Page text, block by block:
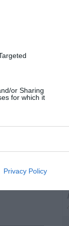
or Sharing
for which it
Privacy Policy